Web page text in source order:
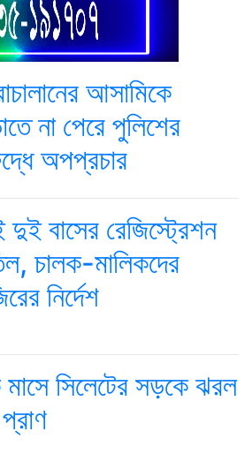
আসামিকে
না পেরে পুলিশের
অপপ্রচার
দুই বাসের রেজিস্ট্রেশন
চালক-মালিকদের
নির্দেশ
সিলেটের সড়কে ঝরল